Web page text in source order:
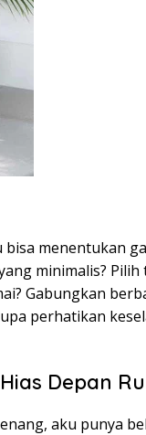
menentukan
minimalis?
Gabungkan
perhatikan
Depan
aku punya